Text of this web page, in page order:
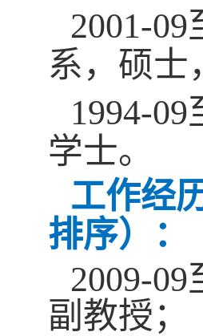
2001-09
系， 硕士
1994-09
学士。
工作经
排序）：
2009-09
副教授；